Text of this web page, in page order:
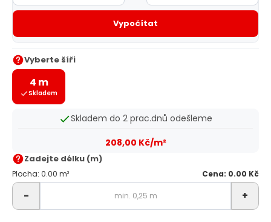
Vypočítat
Vyberte šíři
4 m
Skladem
Zadejte délku (m)
Plocha: 0.00 m² Cena: 0.00 Kč
- +
Skladem do 2 prac.dnů odešleme
208,00 Kč/m²